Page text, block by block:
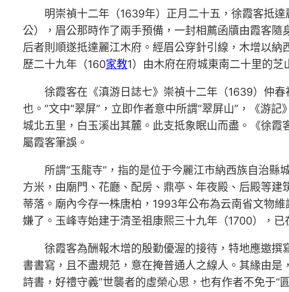
明崇禎十二年（1639年）正月二十五，徐霞客抵
公），眉公那時作了兩手預備，一封相薦函牘由霞客
后者則順遂抵達麗江木府。經眉公穿針引線，木增以
歷二十九年（160家教1）由木府在府城東南二十里的芝
徐霞客在《滇游日誌七》崇禎十二年（1639）仲
也。”文中“翠屏”，立即作者意中所謂“翠屏山”，《游
城北五里，白玉溪出其麓。此支抵象眠山而盡。《徐霞
屬霞客筆誤。
所謂“玉龍寺”，指的是位于今麗江市納西族自治
方米，由廟門、花廳、配房、鼎亭、年夜殿、后殿等
蒂落。廟內今存一株唐柏，1993年公布為云南省文物
嫌了。玉峰寺始建于清圣祖康熙三十九年（1700），
徐霞客為酬報木增的殷勤優渥的接待，特地應邀
書書寫，且不盡規范，意在掩普通人之線人。其緣由是
詩書，好禮守義”世襲者的虛榮心思，也有作者不免于“